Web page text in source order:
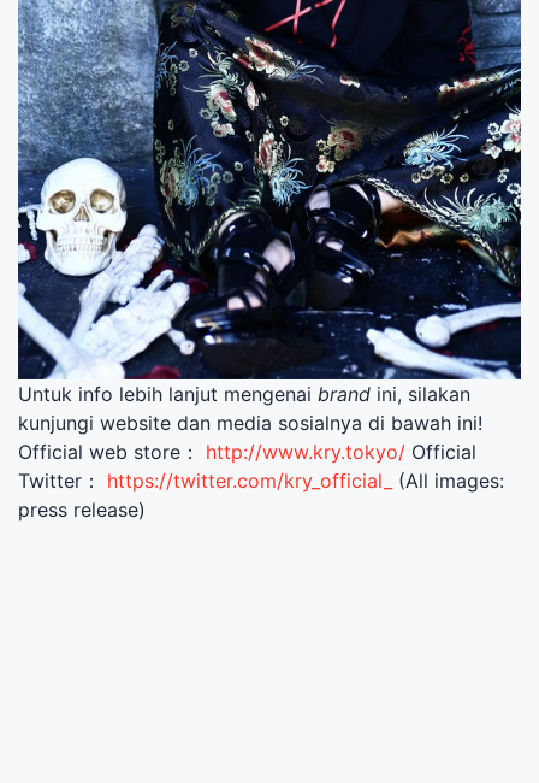
Untuk info lebih lanjut mengenai brand ini, silakan
kunjungi website dan media sosialnya di bawah ini!
Official web store： http://www.kry.tokyo/ Official
Twitter： https://twitter.com/kry_official_
(All images:
press release)